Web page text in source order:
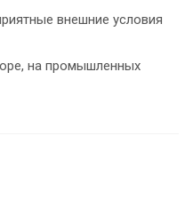
внешние условия
на промышленных